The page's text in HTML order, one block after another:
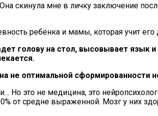
скинула мне в личку заключение
ребёнка и мамы, которая учит
голову на стол, высовывает
не оптимальной сформированности
Но это не медицина, это
от средне выраженной. Мозг у них